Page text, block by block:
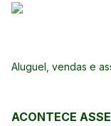
Aluguel, vendas e
ACONTECE